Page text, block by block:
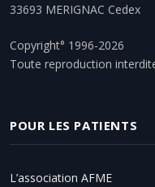
33693 MERIGNAC Cedex
Copyright° 1996-2026
Toute reproduction
POUR LES PATIENTS
L’association AFME